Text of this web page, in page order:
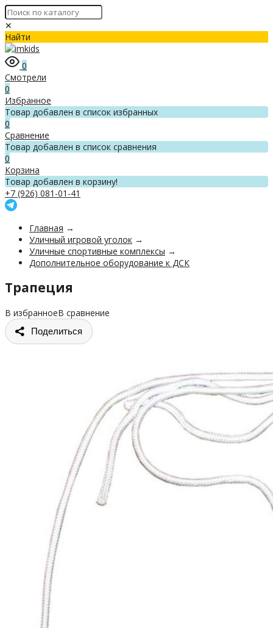
✕
Найти
0
Смотрели
0
Избранное
Товар добавлен в список избранных
0
Сравнение
Товар добавлен в список сравнения
0
Корзина
Товар добавлен в корзину!
+7 (926) 081-01-41
Главная →
Уличный игровой уголок →
Уличные спортивные комплексы →
Дополнительное оборудование к ДСК
Трапеция
В избранноеВ сравнение
Поделиться